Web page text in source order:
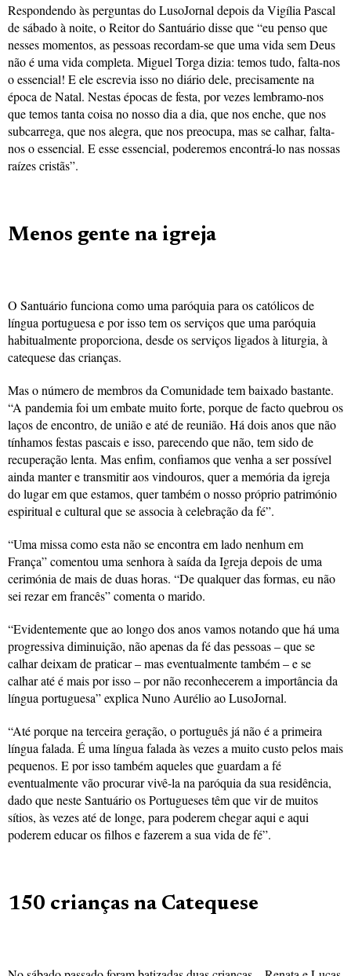
Respondendo às perguntas do LusoJornal depois da Vigília Pascal
de sábado à noite, o Reitor do Santuário disse que “eu penso que
nesses momentos, as pessoas recordam-se que uma vida sem Deus
não é uma vida completa. Miguel Torga dizia: temos tudo, falta-nos
o essencial! E ele escrevia isso no diário dele, precisamente na
época de Natal. Nestas épocas de festa, por vezes lembramo-nos
que temos tanta coisa no nosso dia a dia, que nos enche, que nos
subcarrega, que nos alegra, que nos preocupa, mas se calhar, falta-
nos o essencial. E esse essencial, poderemos encontrá-lo nas nossas
raízes cristãs”.
Menos gente na igreja
O Santuário funciona como uma paróquia para os católicos de
língua portuguesa e por isso tem os serviços que uma paróquia
habitualmente proporciona, desde os serviços ligados à liturgia, à
catequese das crianças.
Mas o número de membros da Comunidade tem baixado bastante.
“A pandemia foi um embate muito forte, porque de facto quebrou os
laços de encontro, de união e até de reunião. Há dois anos que não
tínhamos festas pascais e isso, parecendo que não, tem sido de
recuperação lenta. Mas enfim, confiamos que venha a ser possível
ainda manter e transmitir aos vindouros, quer a memória da igreja
do lugar em que estamos, quer também o nosso próprio património
espiritual e cultural que se associa à celebração da fé”.
“Uma missa como esta não se encontra em lado nenhum em
França” comentou uma senhora à saída da Igreja depois de uma
cerimónia de mais de duas horas. “De qualquer das formas, eu não
sei rezar em francês” comenta o marido.
“Evidentemente que ao longo dos anos vamos notando que há uma
progressiva diminuição, não apenas da fé das pessoas – que se
calhar deixam de praticar – mas eventualmente também – e se
calhar até é mais por isso – por não reconhecerem a importância da
língua portuguesa” explica Nuno Aurélio ao LusoJornal.
“Até porque na terceira geração, o português já não é a primeira
língua falada. É uma língua falada às vezes a muito custo pelos mais
pequenos. E por isso também aqueles que guardam a fé
eventualmente vão procurar vivê-la na paróquia da sua residência,
dado que neste Santuário os Portugueses têm que vir de muitos
sítios, às vezes até de longe, para poderem chegar aqui e aqui
poderem educar os filhos e fazerem a sua vida de fé”.
150 crianças na Catequese